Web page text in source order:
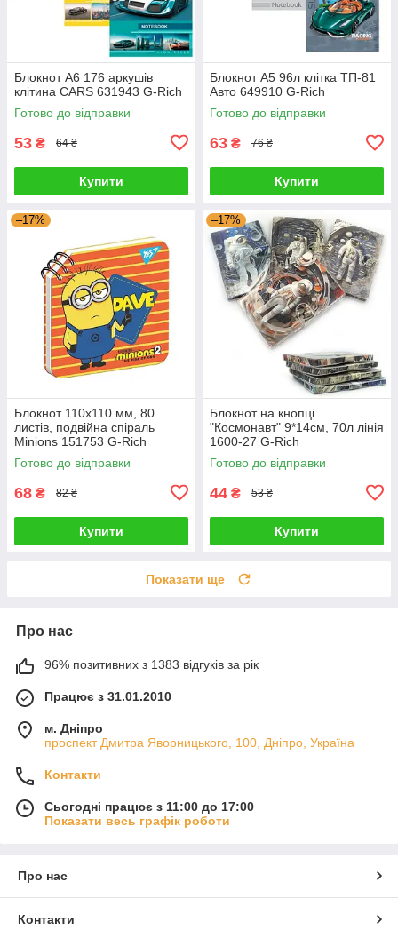
Блокнот А6 176 аркушів
клітина CARS 631943 G-Rich
Готово до відправки
53 ₴ 64 ₴
Купити
Блокнот А5 96л клітка ТП-81
Авто 649910 G-Rich
Готово до відправки
63 ₴ 76 ₴
Купити
–17%
Блокнот 110х110 мм, 80
листів, подвійна спіраль
Minions 151753 G-Rich
Готово до відправки
68 ₴ 82 ₴
Купити
–17%
Блокнот на кнопці
"Космонавт" 9*14см, 70л лінія
1600-27 G-Rich
Готово до відправки
44 ₴ 53 ₴
Купити
Показати ще
Про нас
96% позитивних з 1383 відгуків за рік
Працює з 31.01.2010
м. Дніпро
проспект Дмитра Яворницького, 100, Дніпро, Україна
Контакти
Сьогодні працює з 11:00 до 17:00
Показати весь графік роботи
Про нас
Контакти